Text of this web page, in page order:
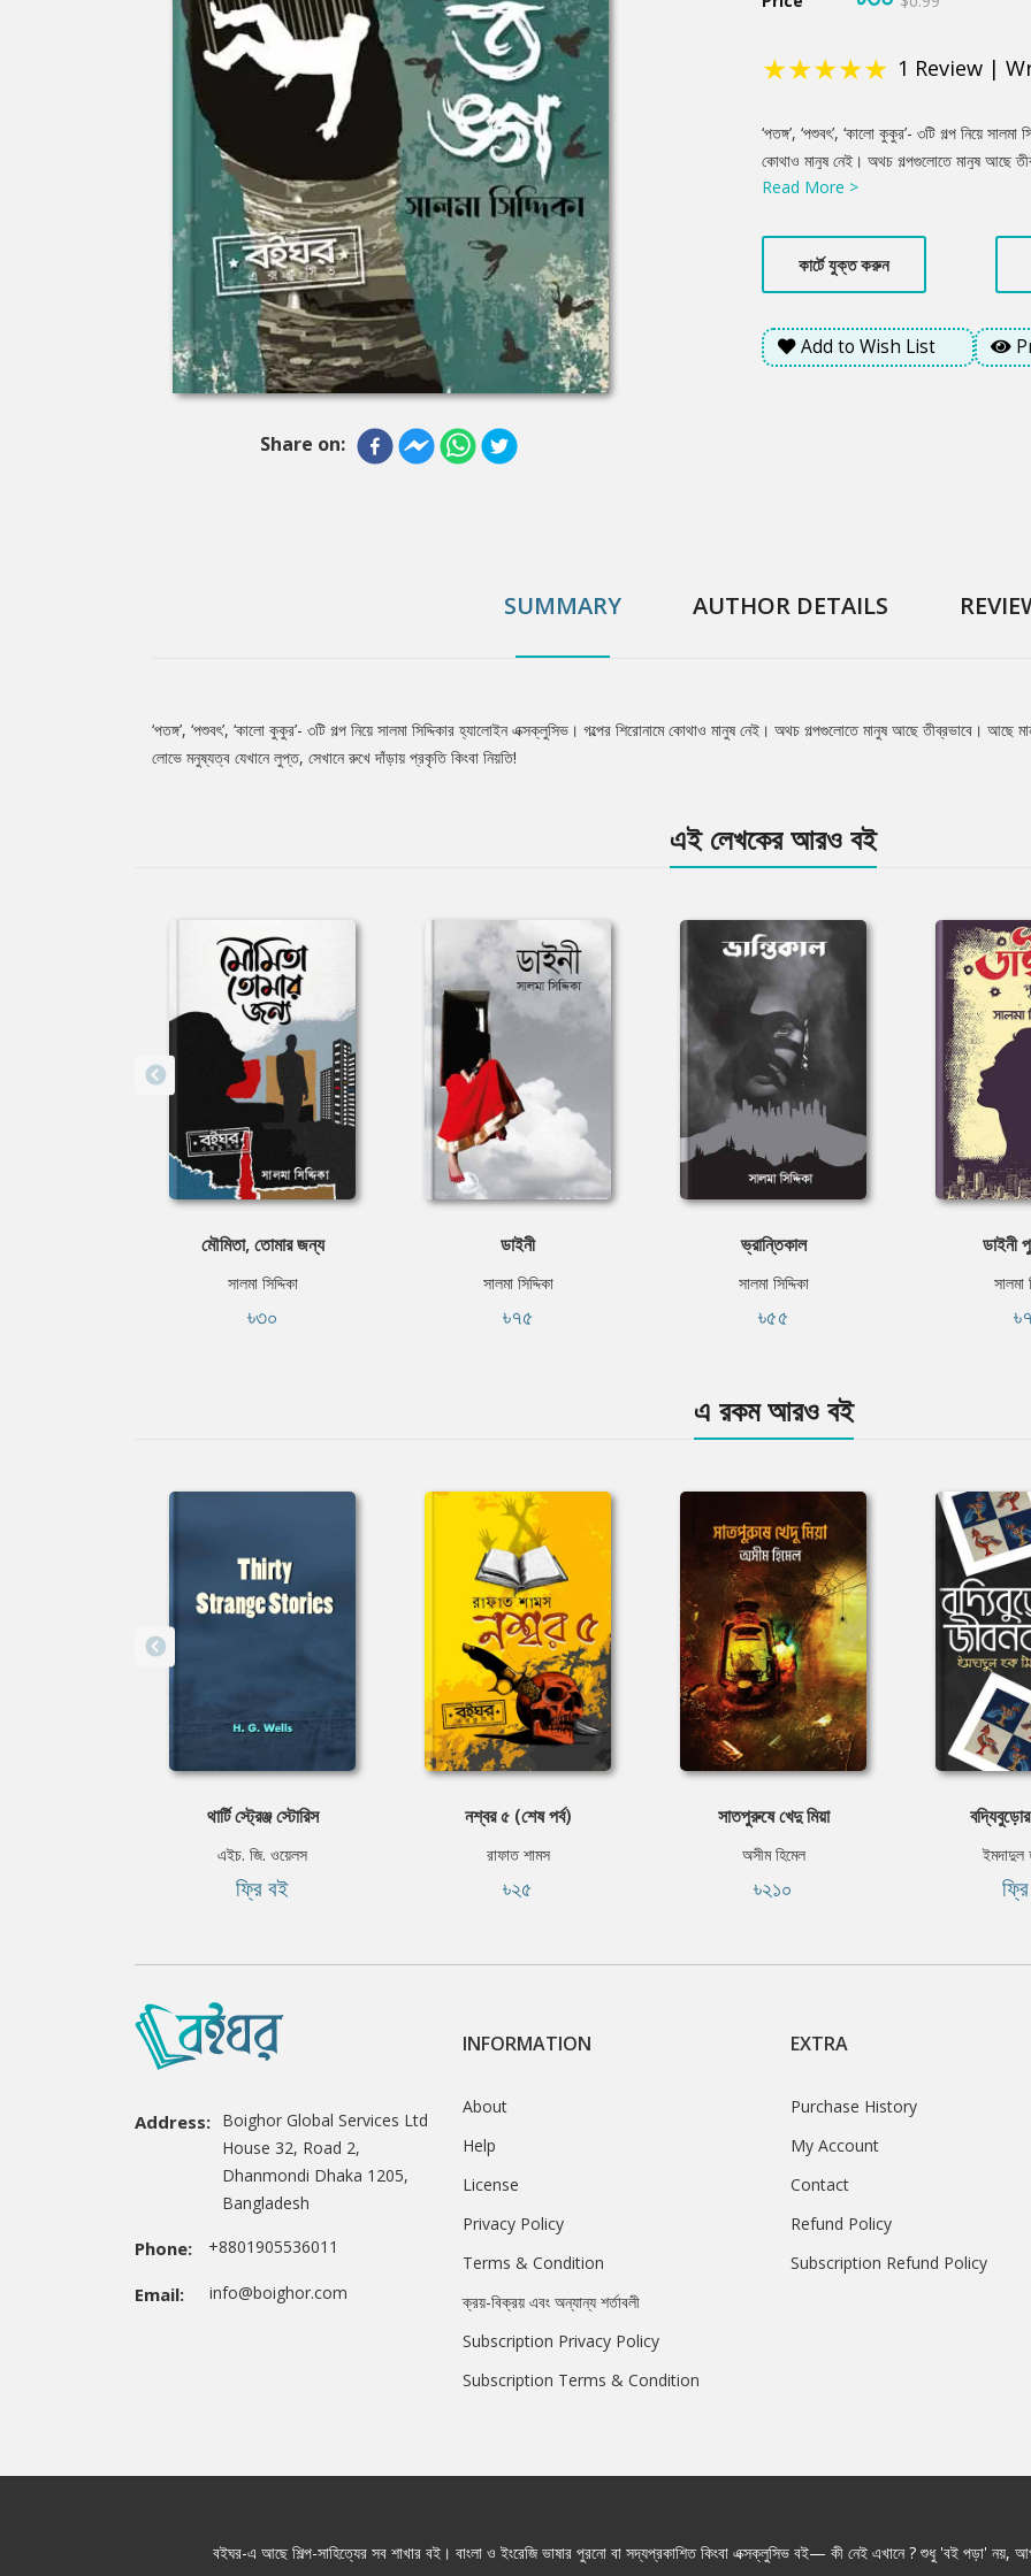
Share on:
★★★★★ 1 Review |
Product
Summery
‘পতঙ্গ’, ‘পশুবৎ’, ‘কালো কুকুর’- ৩টি গল্প নিয়ে
কোথাও মানুষ নেই। অথচ গল্পগুলোতে মানুষ আছে
মানুষরুপী পশুত্ব। ক্ষমতা কিংবা অর্থের লোভে
Read More >
কার্টে যুক্ত করুন
Add to Wish List
SUMMARY AUTHOR DETAILS
Tab
‘পতঙ্গ’, ‘পশুবৎ’, ‘কালো কুকুর’- ৩টি গল্প নিয়ে সালমা সিদ্দিকার হ্যালোইন এক্সক্লুসিভ। গল্পের শিরোনামে কোথাও মানুষ নেই। অথচ গল্পগুলোতে মানুষ আছে তীব্রভাবে। আছে
লোভে মনুষ্যত্ব যেখানে লুপ্ত, সেখানে রুখে দাঁড়ায় প্রকৃতি কিংবা নিয়তি!
এই লেখকের আরও বই
মৌমিতা, তোমার জন্য
সালমা সিদ্দিকা
৳৩০
ডাইনী
সালমা সিদ্দিকা
৳৭৫
ভ্রান্তিকাল
সালমা সিদ্দিকা
৳৫৫
ডাইনী
সালমা
এ রকম আরও বই
থার্টি স্ট্রেঞ্জ স্টোরিস
এইচ. জি. ওয়েলস
ফ্রি বই
নশ্বর ৫ (শেষ পর্ব)
রাফাত শামস
৳২৫
সাতপুরুষে খেদু মিয়া
অসীম হিমেল
৳২১০
ইমদাদুল
Address: Boighor Global Services Ltd
House 32, Road 2,
Dhanmondi Dhaka 1205,
Bangladesh
Phone: +8801905536011
Email: info@boighor.com
INFORMATION
About
Help
License
Privacy Policy
Terms & Condition
ক্রয়-বিক্রয় এবং অন্যান্য শর্তাবলী
Subscription Privacy Policy
Subscription Terms & Condition
EXTRA
Purchase History
My Account
Contact
Refund Policy
Subscription Refund Policy
বইঘর-এ আছে শিল্প-সাহিত্যের সব শাখার বই। বাংলা ও ইংরেজি ভাষার পুরনো বা সদ্যপ্রকাশিত কিংবা এক্সক্লুসিভ বই— কী নেই এখানে ? শুধু 'বই পড়া' নয়,